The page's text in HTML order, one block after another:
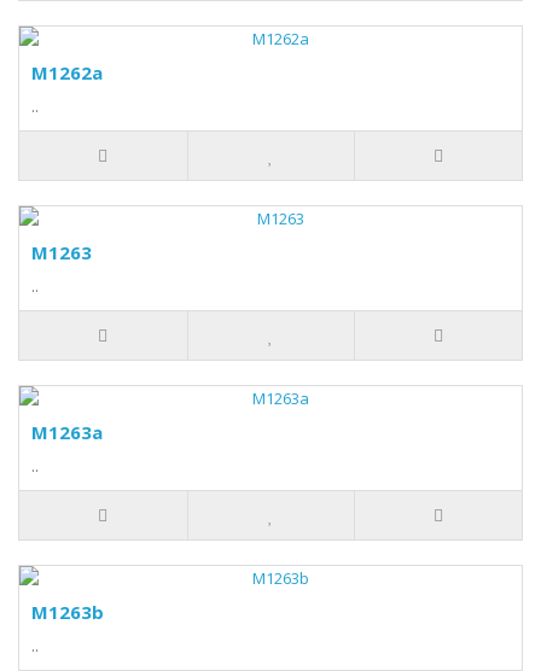
M1262a
..
M1263
..
M1263a
..
M1263b
..